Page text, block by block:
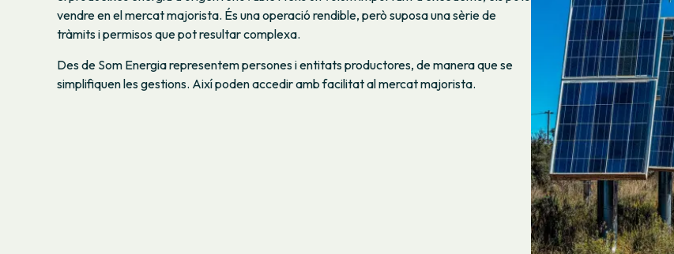
vendre en el mercat majorista. És una operació rendible, però suposa una sèrie de
tràmits i permisos que pot resultar complexa.
Des de Som Energia representem persones i entitats productores, de manera que se
simplifiquen les gestions. Així poden accedir amb facilitat al mercat majorista.